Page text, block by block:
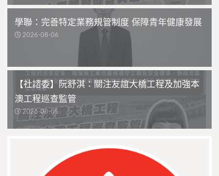
學聯：完善特定業務規管制度 保障青年健康發展
2026-08-06
【社諮委】阮舒淇：關注友誼大橋工程及加強本
澳工程巡查監管
2026-08-05